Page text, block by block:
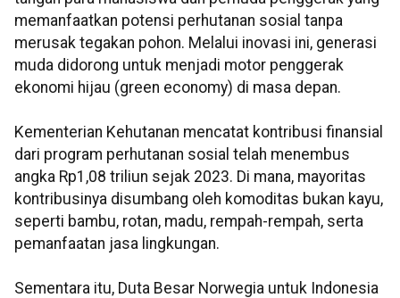
memanfaatkan potensi perhutanan sosial tanpa
merusak tegakan pohon. Melalui inovasi ini, generasi
muda didorong untuk menjadi motor penggerak
ekonomi hijau (green economy) di masa depan.
Kementerian Kehutanan mencatat kontribusi finansial
dari program perhutanan sosial telah menembus
angka Rp1,08 triliun sejak 2023. Di mana, mayoritas
kontribusinya disumbang oleh komoditas bukan kayu,
seperti bambu, rotan, madu, rempah-rempah, serta
pemanfaatan jasa lingkungan.
Sementara itu, Duta Besar Norwegia untuk Indonesia